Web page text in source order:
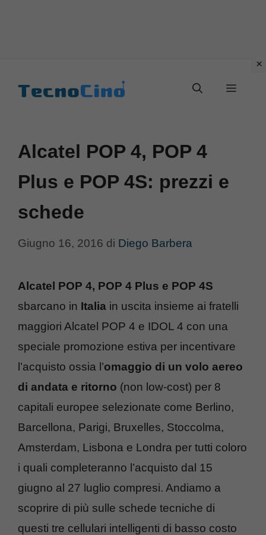
Menu
Alcatel POP 4, POP 4
Plus e POP 4S: prezzi e
schede
Giugno 16, 2016 di Diego Barbera
Alcatel POP 4, POP 4 Plus e POP 4S
sbarcano in Italia in uscita insieme ai fratelli
maggiori Alcatel POP 4 e IDOL 4 con una
speciale promozione estiva per incentivare
l’acquisto ossia l’omaggio di un volo aereo
di andata e ritorno (non low-cost) per 8
capitali europee selezionate come Berlino,
Barcellona, Parigi, Bruxelles, Stoccolma,
Amsterdam, Lisbona e Londra per tutti coloro
i quali completeranno l’acquisto dal 15
giugno al 27 luglio compresi. Andiamo a
scoprire di più sulle schede tecniche di
questi tre cellulari intelligenti di basso costo